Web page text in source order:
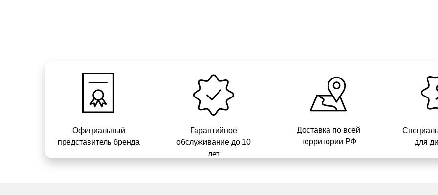
Официальный
представитель бренда
Доставка по всей
территории РФ
Гарантийное
обслуживание до 10
лет
для